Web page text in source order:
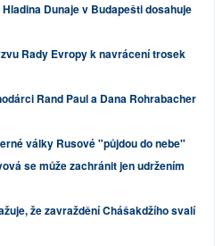
Dunaje v Budapešti dosahuje
Rady Evropy k navrácení trosek
Rand Paul a Dana Rohrabacher
války Rusové "půjdou do nebe"
se může zachránit jen udržením
že zavraždění Chášakdžího svalí